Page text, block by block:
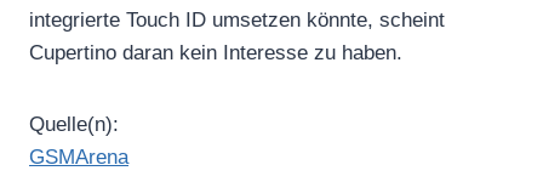
integrierte Touch ID umsetzen könnte, scheint
Cupertino daran kein Interesse zu haben.
Quelle(n):
GSMArena